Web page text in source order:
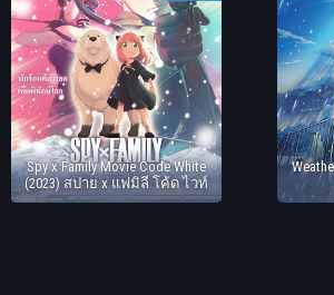
Spy x Family Movie Code White
(2023) สปาย x แฟมิลี โค้ด ไวท์